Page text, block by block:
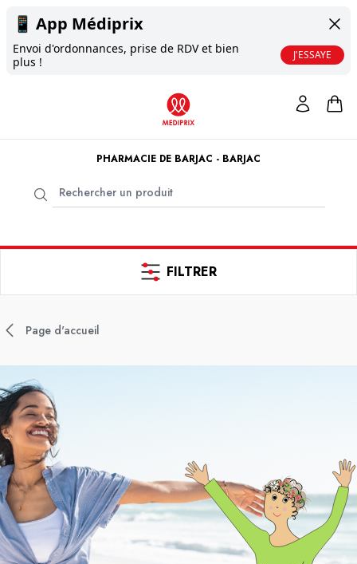
📱 App Médiprix
Envoi d'ordonnances, prise de RDV et bien
plus !
J'ESSAYE
PHARMACIE DE BARJAC - BARJAC
FILTRER
Page d'accueil